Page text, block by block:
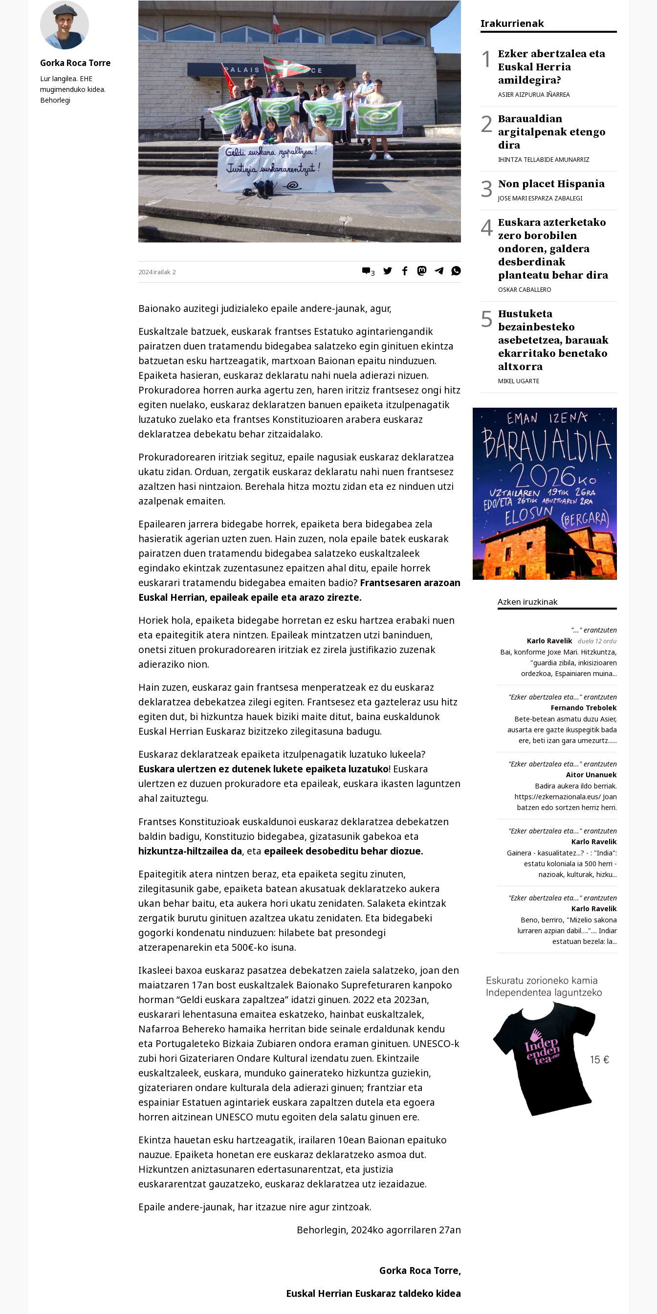
3
2024 irailak 2
Baionako auzitegi judizialeko epaile andere-jaunak, agur,
Euskaltzale batzuek, euskarak frantses Estatuko agintariengandik
pairatzen duen tratamendu bidegabea salatzeko egin ginituen ekintza
batzuetan esku hartzeagatik, martxoan Baionan epaitu ninduzuen.
Epaiketa hasieran, euskaraz deklaratu nahi nuela adierazi nizuen.
Prokuradorea horren aurka agertu zen, haren iritziz frantsesez ongi hitz
egiten nuelako, euskaraz deklaratzen banuen epaiketa itzulpenagatik
luzatuko zuelako eta frantses Konstituzioaren arabera euskaraz
deklaratzea debekatu behar zitzaidalako.
Prokuradorearen iritziak segituz, epaile nagusiak euskaraz deklaratzea
ukatu zidan. Orduan, zergatik euskaraz deklaratu nahi nuen frantsesez
azaltzen hasi nintzaion. Berehala hitza moztu zidan eta ez ninduen utzi
azalpenak emaiten.
Epailearen jarrera bidegabe horrek, epaiketa bera bidegabea zela
hasieratik agerian uzten zuen. Hain zuzen, nola epaile batek euskarak
pairatzen duen tratamendu bidegabea salatzeko euskaltzaleek
egindako ekintzak zuzentasunez epaitzen ahal ditu, epaile horrek
euskarari tratamendu bidegabea emaiten badio? Frantsesaren arazoan
Euskal Herrian, epaileak epaile eta arazo zirezte.
Horiek hola, epaiketa bidegabe horretan ez esku hartzea erabaki nuen
eta epaitegitik atera nintzen. Epaileak mintzatzen utzi baninduen,
onetsi zituen prokuradorearen iritziak ez zirela justifikazio zuzenak
adieraziko nion.
Hain zuzen, euskaraz gain frantsesa menperatzeak ez du euskaraz
deklaratzea debekatzea zilegi egiten. Frantsesez eta gazteleraz usu hitz
egiten dut, bi hizkuntza hauek biziki maite ditut, baina euskaldunok
Euskal Herrian Euskaraz bizitzeko zilegitasuna badugu.
Euskaraz deklaratzeak epaiketa itzulpenagatik luzatuko lukeela?
Euskara ulertzen ez dutenek lukete epaiketa luzatuko! Euskara
ulertzen ez duzuen prokuradore eta epaileak, euskara ikasten laguntzen
ahal zaituztegu.
Frantses Konstituzioak euskaldunoi euskaraz deklaratzea debekatzen
baldin badigu, Konstituzio bidegabea, gizatasunik gabekoa eta
hizkuntza-hiltzailea da, eta epaileek desobeditu behar diozue.
Epaitegitik atera nintzen beraz, eta epaiketa segitu zinuten,
zilegitasunik gabe, epaiketa batean akusatuak deklaratzeko aukera
ukan behar baitu, eta aukera hori ukatu zenidaten. Salaketa ekintzak
zergatik burutu ginituen azaltzea ukatu zenidaten. Eta bidegabeki
gogorki kondenatu ninduzuen: hilabete bat presondegi
atzerapenarekin eta 500€-ko isuna.
Ikasleei baxoa euskaraz pasatzea debekatzen zaiela salatzeko, joan den
maiatzaren 17an bost euskaltzalek Baionako Suprefeturaren kanpoko
horman “Geldi euskara zapaltzea” idatzi ginuen. 2022 eta 2023an,
euskarari lehentasuna emaitea eskatzeko, hainbat euskaltzalek,
Nafarroa Behereko hamaika herritan bide seinale erdaldunak kendu
eta Portugaleteko Bizkaia Zubiaren ondora eraman ginituen. UNESCO-k
zubi hori Gizateriaren Ondare Kultural izendatu zuen. Ekintzaile
euskaltzaleek, euskara, munduko gainerateko hizkuntza guziekin,
gizateriaren ondare kulturala dela adierazi ginuen; frantziar eta
espainiar Estatuen agintariek euskara zapaltzen dutela eta egoera
horren aitzinean UNESCO mutu egoiten dela salatu ginuen ere.
Ekintza hauetan esku hartzeagatik, irailaren 10ean Baionan epaituko
nauzue. Epaiketa honetan ere euskaraz deklaratzeko asmoa dut.
Hizkuntzen aniztasunaren edertasunarentzat, eta justizia
euskararentzat gauzatzeko, euskaraz deklaratzea utz iezaidazue.
Epaile andere-jaunak, har itzazue nire agur zintzoak.
Behorlegin, 2024ko agorrilaren 27an
Gorka Roca Torre,
Euskal Herrian Euskaraz taldeko kidea
Gorka Roca Torre
Lur langilea. EHE
mugimenduko kidea.
Behorlegi
Irakurrienak
Ezker abertzalea eta
Euskal Herria
amildegira?
ASIER AIZPURUA IÑARREA
Baraualdian
argitalpenak etengo
dira
IHINTZA TELLABIDE AMUNARRIZ
Non placet Hispania
JOSE MARI ESPARZA ZABALEGI
Euskara azterketako
zero borobilen
ondoren, galdera
desberdinak
planteatu behar dira
OSKAR CABALLERO
Hustuketa
bezainbesteko
asebetetzea, barauak
ekarritako benetako
altxorra
MIKEL UGARTE
Azken iruzkinak
"..." erantzuten
Karlo Ravelik
duela 12 ordu
Bai, konforme Joxe Mari. Hitzkuntza,
"guardia zibila, inkisizioaren
ordezkoa, Espainiaren muina...
"Ezker abertzalea eta..." erantzuten
Fernando Trebolek
Bete-betean asmatu duzu Asier,
ausarta ere gazte ikuspegitik bada
ere, beti izan gara umezurtz......
"Ezker abertzalea eta..." erantzuten
Aitor Unanuek
Badira aukera ildo berriak.
https://ezkernazionala.eus/ Joan
batzen edo sortzen herriz herri.
"Ezker abertzalea eta..." erantzuten
Karlo Ravelik
Gainera - kasualitatez...? - : "India":
estatu koloniala ia 500 herri -
nazioak, kulturak, hizku...
"Ezker abertzalea eta..." erantzuten
Karlo Ravelik
Beno, berriro, "Mizelio sakona
lurraren azpian dabil….".... Indiar
estatuan bezela: la...